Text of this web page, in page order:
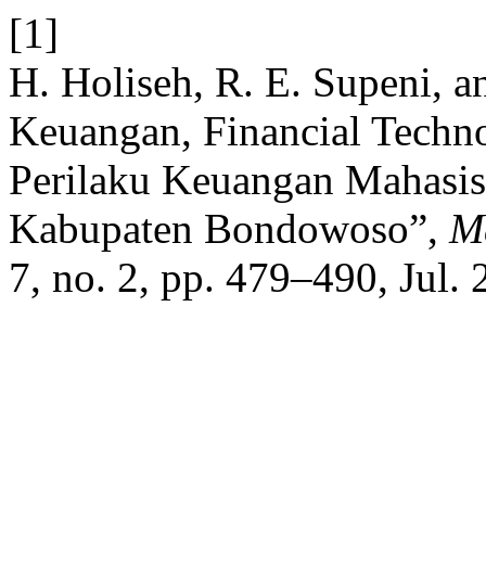
[1]
H. Holiseh, R. E. Supeni,
Keuangan, Financial
Perilaku Keuangan
Kabupaten Bondowoso”,
7, no. 2, pp. 479–490, Jul.